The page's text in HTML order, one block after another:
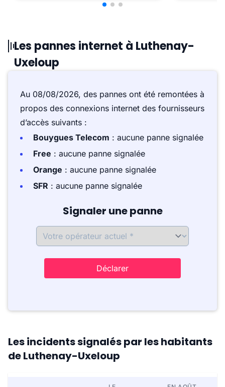
Les pannes internet à Luthenay-
Uxeloup
Au 08/08/2026, des pannes ont été remontées à
propos des connexions internet des fournisseurs
d’accès suivants :
Bouygues Telecom : aucune panne signalée
Free : aucune panne signalée
Orange : aucune panne signalée
SFR : aucune panne signalée
Signaler une panne
Déclarer
Les incidents signalés par les habitants
de Luthenay-Uxeloup